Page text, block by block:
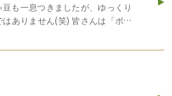
も一息つきましたが、ゆっくり
はありません(笑) 皆さんは「ポケ
「ポケマル」とは全国の農家さ